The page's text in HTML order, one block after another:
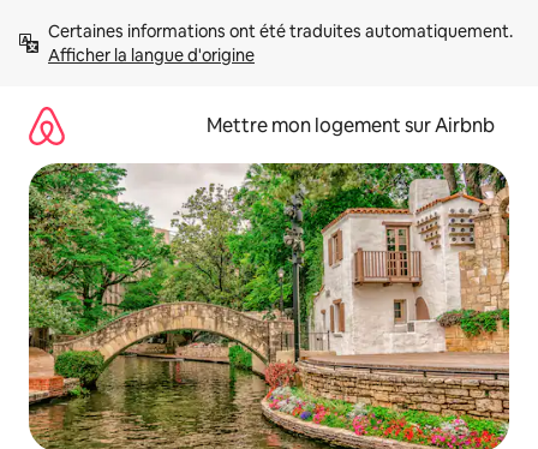
directement
Afficher la langue d'origine
Mettre mon logement sur Airbnb